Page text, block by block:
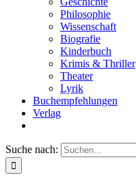
Philosophie
Wissenschaft
Biografie
Kinderbuch
Krimis & Thriller
Theater
Lyrik
Buchempfehlungen
Verlag
Suche nach: